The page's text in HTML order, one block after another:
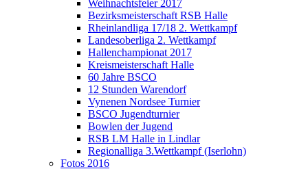
Weihnachtsfeier 2017
Bezirksmeisterschaft RSB Halle
Rheinlandliga 17/18 2. Wettkampf
Landesoberliga 2. Wettkampf
Hallenchampionat 2017
Kreismeisterschaft Halle
60 Jahre BSCO
12 Stunden Warendorf
Vynenen Nordsee Turnier
BSCO Jugendturnier
Bowlen der Jugend
RSB LM Halle in Lindlar
Regionalliga 3.Wettkampf (Iserlohn)
Fotos 2016